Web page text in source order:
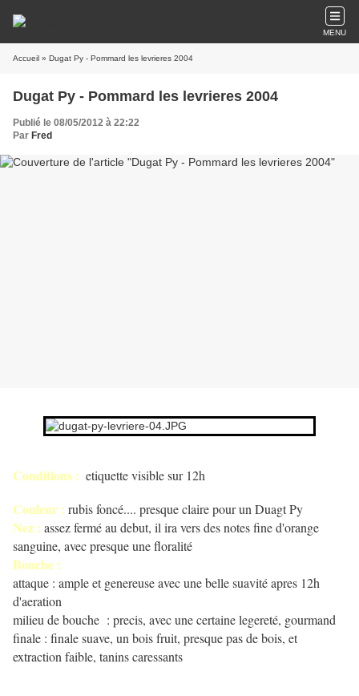
MENU
Accueil » Dugat Py - Pommard les levrieres 2004
Dugat Py - Pommard les levrieres 2004
Publié le 08/05/2012 à 22:22
Par Fred
Conditions : etiquette visible sur 12h
Couleur : rubis foncé.... presque claire pour un Duagt Py
Nez : assez fermé au debut, il ira vers des notes fine d'orange
sanguine, avec presque une floralité
Bouche :
attaque : ample et genereuse avec une belle suavité apres 12h
d'aeration
milieu de bouche : precis, avec une certaine legereté, gourmand
finale : finale suave, un bois fruit, presque pas de bois, et
extraction faible, tanins caressants